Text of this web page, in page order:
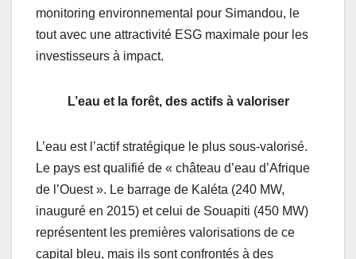
monitoring environnemental pour Simandou, le
tout avec une attractivité ESG maximale pour les
investisseurs à impact.
L’eau et la forêt, des actifs à valoriser
L’eau est l’actif stratégique le plus sous-valorisé.
Le pays est qualifié de « château d’eau d’Afrique
de l’Ouest ». Le barrage de Kaléta (240 MW,
inauguré en 2015) et celui de Souapiti (450 MW)
représentent les premières valorisations de ce
capital bleu, mais ils sont confrontés à des